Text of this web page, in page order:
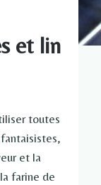
et lin
toutes
et la
farine de